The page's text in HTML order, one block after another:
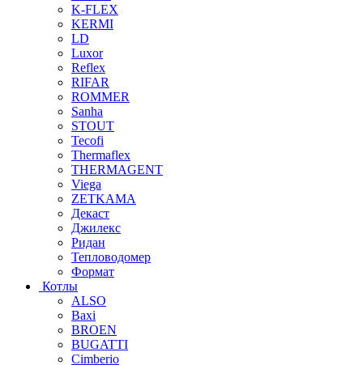
K-FLEX
KERMI
LD
Luxor
Reflex
RIFAR
ROMMER
Sanha
STOUT
Tecofi
Thermaflex
THERMAGENT
Viega
ZETKAMA
Декаст
Джилекс
Ридан
Тепловодомер
Формат
Котлы
ALSO
Baxi
BROEN
BUGATTI
Cimberio